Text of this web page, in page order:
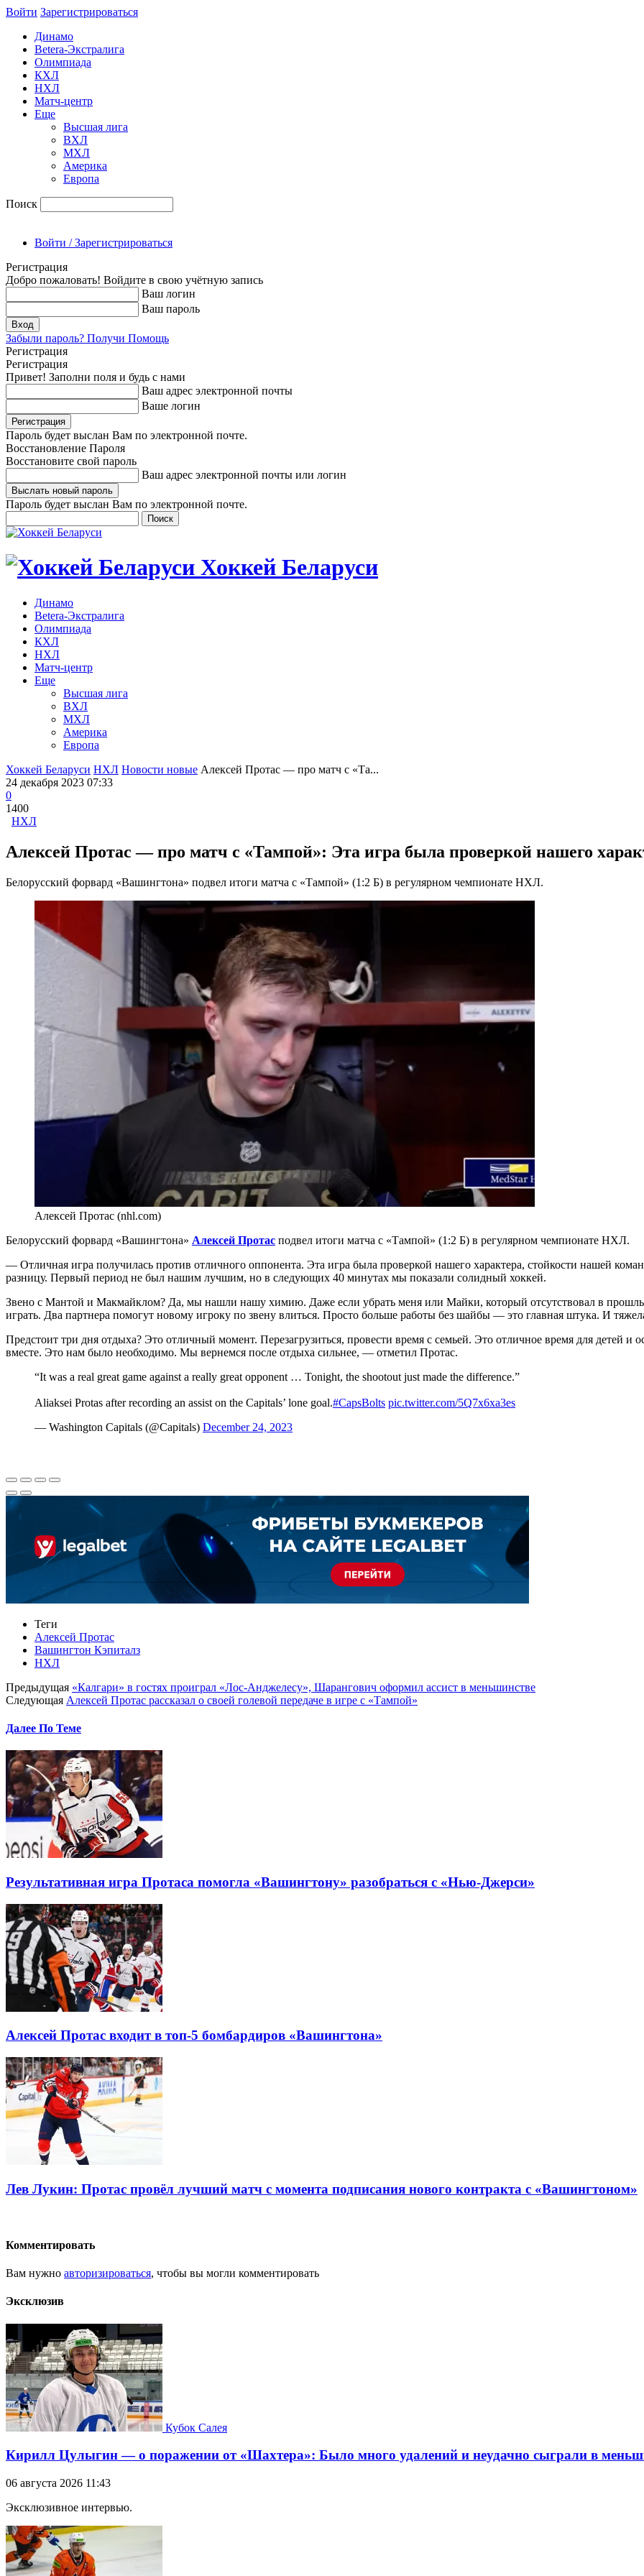
Войти Зарегиcтрироваться
Динамо
Betera-Экстралига
Олимпиада
КХЛ
НХЛ
Матч-центр
Еще
Высшая лига
ВХЛ
МХЛ
Америка
Европа
Поиск
Войти / Зарегистрироваться
Регистрация
Добро пожаловать! Войдите в свою учётную запись
Ваш логин
Ваш пароль
Забыли пароль? Получи Помощь
Регистрация
Регистрация
Привет! Заполни поля и будь с нами
Ваш адрес электронной почты
Ваше логин
Пароль будет выслан Вам по электронной почте.
Восстановление Пароля
Восстановите свой пароль
Ваш адрес электронной почты или логин
Пароль будет выслан Вам по электронной почте.
Хоккей Беларуси
Динамо
Betera-Экстралига
Олимпиада
КХЛ
НХЛ
Матч-центр
Еще
Высшая лига
ВХЛ
МХЛ
Америка
Европа
Хоккей Беларуси НХЛ Новости новые Алексей Протас — про матч с «Та...
24 декабря 2023 07:33
0
1400
НХЛ
Алексей Протас — про матч с «Тампой»: Эта игра была проверкой нашего
Белорусский форвард «Вашингтона» подвел итоги матча с «Тампой» (1:2 Б) в регулярном чемпионате НХЛ.
Алексей Протас (nhl.com)
Белорусский форвард «Вашингтона» Алексей Протас подвел итоги матча с «Тампой» (1:2 Б) в регулярном чемпионате НХЛ.
— Отличная игра получилась против отличного оппонента. Эта игра была проверкой нашего характера, стойкости нашей
разницу. Первый период не был нашим лучшим, но в следующих 40 минутах мы показали солидный хоккей.
Звено с Мантой и Макмайклом? Да, мы нашли нашу химию. Даже если убрать меня или Майки, который отсутствовал в
играть. Два партнера помогут новому игроку по звену влиться. Просто больше работы без шайбы — это главная штука. И
Предстоит три дня отдыха? Это отличный момент. Перезагрузиться, провести время с семьей. Это отличное время для детей и
вместе. Это нам было необходимо. Мы вернемся после отдыха сильнее, — отметил Протас.
“It was a real great game against a really great opponent … Tonight, the shootout just made the difference.”
Aliaksei Protas after recording an assist on the Capitals’ lone goal.#CapsBolts pic.twitter.com/5Q7x6xa3es
— Washington Capitals (@Capitals) December 24, 2023
Теги
Алексей Протас
Вашингтон Кэпиталз
НХЛ
Предыдущая «Калгари» в гостях проиграл «Лос-Анджелесу», Шарангович оформил ассист в меньшинстве
Следующая Алексей Протас рассказал о своей голевой передаче в игре с «Тампой»
Далее По Теме
Результативная игра Протаса помогла «Вашингтону» разобраться с «Нью-Джерси»
Алексей Протас входит в топ-5 бомбардиров «Вашингтона»
Лев Лукин: Протас провёл лучший матч с момента подписания нового контракта с «Вашингтоном»
Комментировать
Вам нужно авторизироваться, чтобы вы могли комментировать
Эксклюзив
Кубок Салея
Кирилл Цулыгин — о поражении от «Шахтера»: Было много удалений и неудачно сыграли в
06 августа 2026 11:43
Эксклюзивное интервью.